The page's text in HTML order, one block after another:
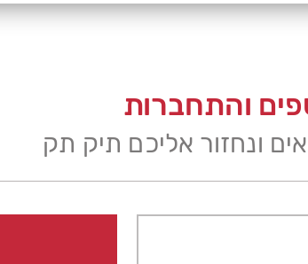
והתחברות
ונחזור אליכם תיק תק
עם כל התשובות לכל השאלות